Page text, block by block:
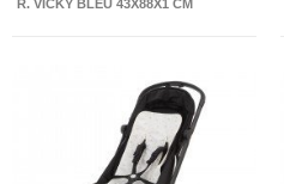
R. VICKY BLEU 43X88X1 CM